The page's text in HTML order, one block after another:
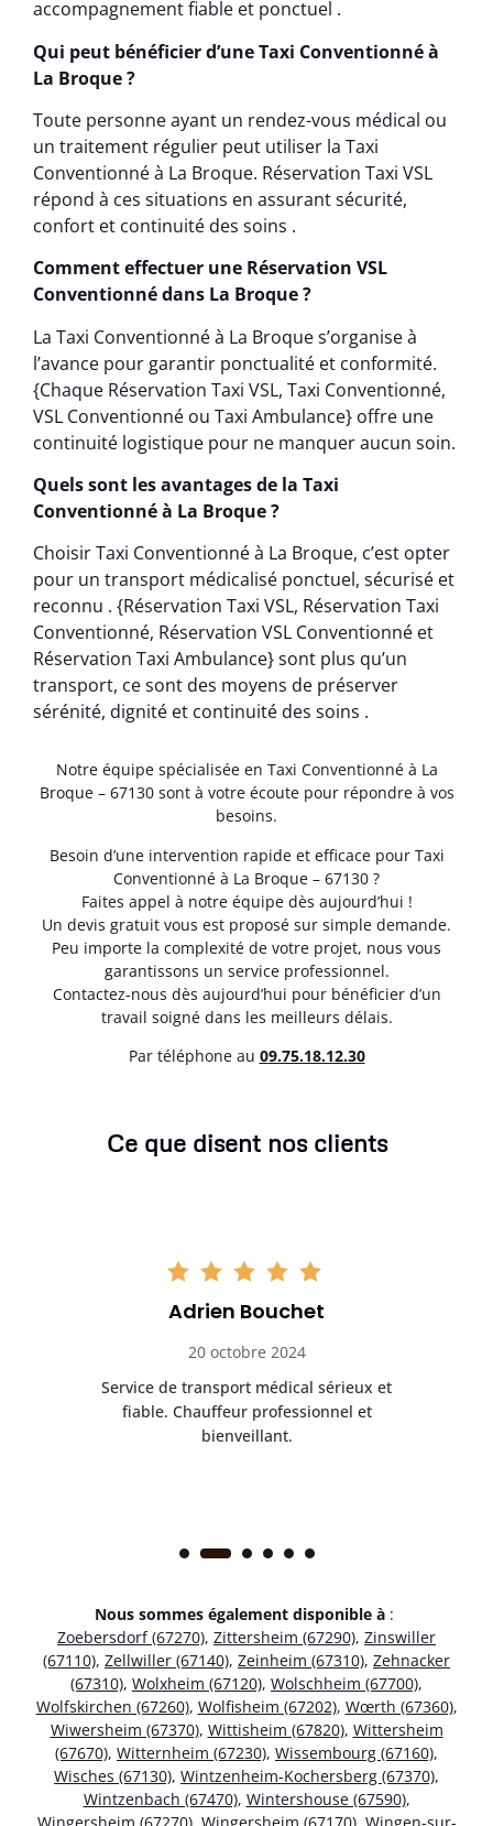
accompagnement fiable et ponctuel .
Qui peut bénéficier d’une Taxi Conventionné à
La Broque ?
Toute personne ayant un rendez-vous médical ou
un traitement régulier peut utiliser la Taxi
Conventionné à La Broque. Réservation Taxi VSL
répond à ces situations en assurant sécurité,
confort et continuité des soins .
Comment effectuer une Réservation VSL
Conventionné dans La Broque ?
La Taxi Conventionné à La Broque s’organise à
l’avance pour garantir ponctualité et conformité.
{Chaque Réservation Taxi VSL, Taxi Conventionné,
VSL Conventionné ou Taxi Ambulance} offre une
continuité logistique pour ne manquer aucun soin.
Quels sont les avantages de la Taxi
Conventionné à La Broque ?
Choisir Taxi Conventionné à La Broque, c’est opter
pour un transport médicalisé ponctuel, sécurisé et
reconnu . {Réservation Taxi VSL, Réservation Taxi
Conventionné, Réservation VSL Conventionné et
Réservation Taxi Ambulance} sont plus qu’un
transport, ce sont des moyens de préserver
sérénité, dignité et continuité des soins .
Notre équipe spécialisée en Taxi Conventionné à La
Broque – 67130 sont à votre écoute pour répondre à vos
besoins.
Besoin d’une intervention rapide et efficace pour Taxi
Conventionné à La Broque – 67130 ?
Faites appel à notre équipe dès aujourd’hui !
Un devis gratuit vous est proposé sur simple demande.
Peu importe la complexité de votre projet, nous vous
garantissons un service professionnel.
Contactez-nous dès aujourd’hui pour bénéficier d’un
travail soigné dans les meilleurs délais.
Par téléphone au 09.75.18.12.30
Ce que disent nos clients
Adrien Bouchet
20 octobre 2024
Service de transport médical sérieux et
fiable. Chauffeur professionnel et
bienveillant.
Nous sommes également disponible à :
Zoebersdorf (67270), Zittersheim (67290), Zinswiller
(67110), Zellwiller (67140), Zeinheim (67310), Zehnacker
(67310), Wolxheim (67120), Wolschheim (67700),
Wolfskirchen (67260), Wolfisheim (67202), Wœrth (67360),
Wiwersheim (67370), Wittisheim (67820), Wittersheim
(67670), Witternheim (67230), Wissembourg (67160),
Wisches (67130), Wintzenheim-Kochersberg (67370),
Wintzenbach (67470), Wintershouse (67590),